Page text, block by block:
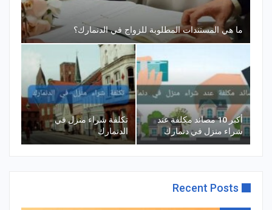
ما هي المستندات المطلوبة للزواج في الدنمارك؟
أكبر 10 مصائد مكلفة عند
شراء منزل في دنمارك
تكلفة شراء منزل في
الدنمارك
Recent Posts